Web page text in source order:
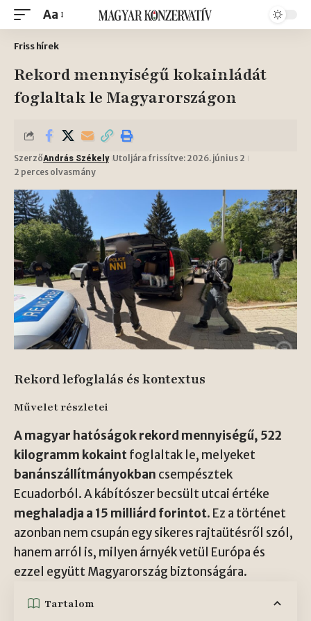
Aa
Friss hírek
Rekord mennyiségű kokainládát
foglaltak le Magyarországon
SzerzőAndrás Székely Utoljára frissítve: 2026. június 2
2 perces olvasmány
Rekord lefoglalás és kontextus
Művelet részletei
A magyar hatóságok rekord mennyiségű, 522
kilogramm kokaintfoglaltak le, melyeket
banánszállítmányokban csempésztek
Ecuadorból. A kábítószer becsült utcai értéke
meghaladja a 15 milliárd forintot. Ez a történet
azonban nem csupán egy sikeres rajtaütésről szól,
hanem arról is, milyen árnyék vetül Európa és
ezzel együtt Magyarország biztonságára.
Tartalom